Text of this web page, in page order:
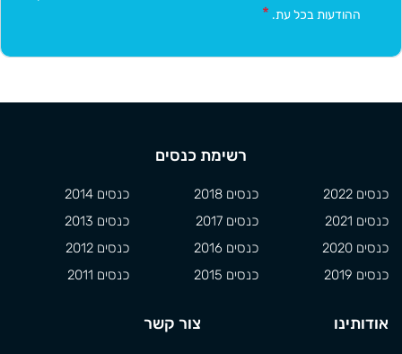
ההודעות בכל עת.
רשימת כנסים
כנסים 2022
כנסים 2021
כנסים 2020
כנסים 2019
כנסים 2018
כנסים 2017
כנסים 2016
כנסים 2015
כנסים 2014
כנסים 2013
כנסים 2012
כנסים 2011
אודותינו צור קשר